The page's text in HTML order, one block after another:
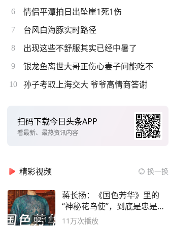
6 情侣平潭拍日出坠崖1死1伤
7 台风白海豚实时路径
8 出现这些不舒服其实已经中暑了
9 银龙鱼离世大哥正伤心妻子问能吃不
10 孙子考取上海交大 爷爷高情商答谢
扫码下载今日头条APP
看最新、最热资讯内容
精彩视频 换一换
02:11
蒋长扬：《国色芳华》里的
“神秘花鸟使”，到底是忠是
奸？
11万次播放